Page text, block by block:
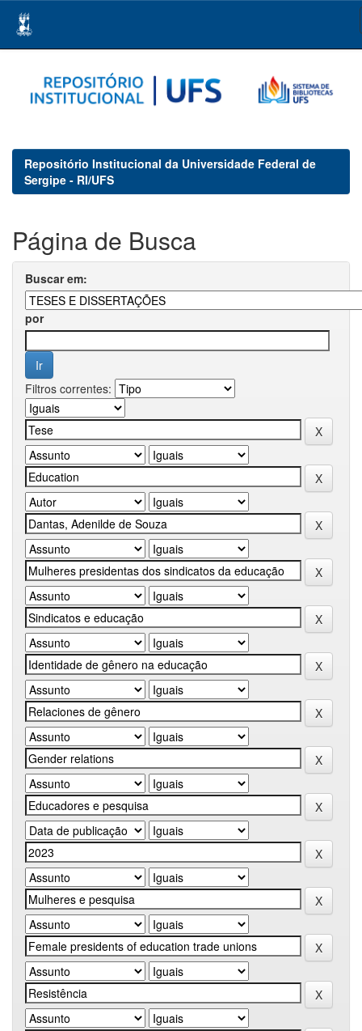
navigation
Repositório Institucional da Universidade Federal de
Sergipe - RI/UFS
Página de Busca
Buscar em:
por
Filtros correntes: